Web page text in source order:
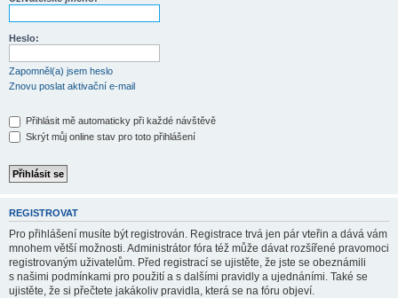
Heslo:
Zapomněl(a) jsem heslo
Znovu poslat aktivační e-mail
Přihlásit mě automaticky při každé návštěvě
Skrýt můj online stav pro toto přihlášení
REGISTROVAT
Pro přihlášení musíte být registrován. Registrace trvá jen pár vteřin a dává vám
mnohem větší možnosti. Administrátor fóra též může dávat rozšířené pravomoci
registrovaným uživatelům. Před registrací se ujistěte, že jste se obeznámili
s našimi podmínkami pro použití a s dalšími pravidly a ujednáními. Také se
ujistěte, že si přečtete jakákoliv pravidla, která se na fóru objeví.